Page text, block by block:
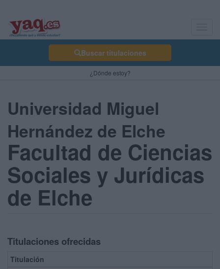
Buscar titulaciones
¿Dónde estoy?
Universidad Miguel
Hernández de Elche
Facultad de Ciencias
Sociales y Jurídicas
de Elche
Titulaciones ofrecidas
Titulación